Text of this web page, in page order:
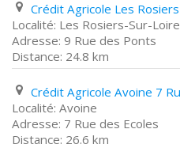
Les Rosiers-Sur-Loire
9 Rue des Ponts
24.8 km
Avoine
7 Rue des Ecoles
26.6 km